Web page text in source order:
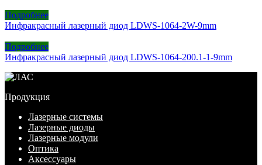
Подробнее
Инфракрасный лазерный диод LDWS-1064-2W-9mm
Подробнее
Инфракрасный лазерный диод LDWS-1064-200.1-1-9mm
Продукция
Лазерные системы
Лазерные диоды
Лазерные модули
Оптика
Аксессуары